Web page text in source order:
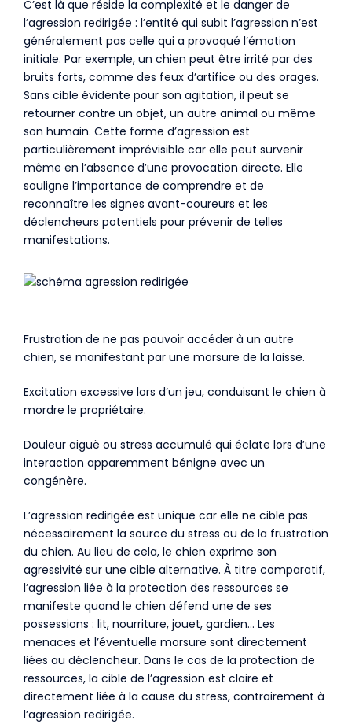
C’est là que réside la complexité et le danger de
l’agression redirigée : l’entité qui subit l’agression n’est
généralement pas celle qui a provoqué l’émotion
initiale. Par exemple, un chien peut être irrité par des
bruits forts, comme des feux d’artifice ou des orages.
Sans cible évidente pour son agitation, il peut se
retourner contre un objet, un autre animal ou même
son humain. Cette forme d’agression est
particulièrement imprévisible car elle peut survenir
même en l’absence d’une provocation directe. Elle
souligne l’importance de comprendre et de
reconnaître les signes avant-coureurs et les
déclencheurs potentiels pour prévenir de telles
manifestations.
Frustration de ne pas pouvoir accéder à un autre
chien, se manifestant par une morsure de la laisse.
Excitation excessive lors d’un jeu, conduisant le chien à
mordre le propriétaire.
Douleur aiguë ou stress accumulé qui éclate lors d’une
interaction apparemment bénigne avec un
congénère.
L’agression redirigée est unique car elle ne cible pas
nécessairement la source du stress ou de la frustration
du chien. Au lieu de cela, le chien exprime son
agressivité sur une cible alternative. À titre comparatif,
l’agression liée à la protection des ressources se
manifeste quand le chien défend une de ses
possessions : lit, nourriture, jouet, gardien… Les
menaces et l’éventuelle morsure sont directement
liées au déclencheur. Dans le cas de la protection de
ressources, la cible de l’agression est claire et
directement liée à la cause du stress, contrairement à
l’agression redirigée.